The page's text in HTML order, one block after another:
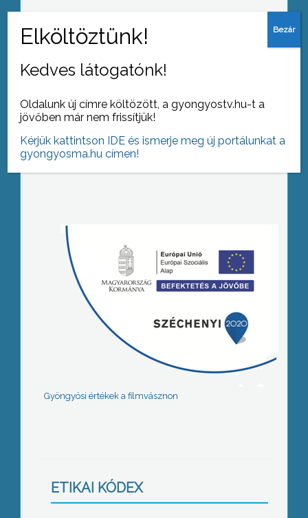
Gyöngyösi értékek a filmvásznon
ETIKAI KÓDEX
Kedves látogatónk!
Oldalunk új címre költözött, a gyongyostv.hu-t a
jövőben már nem frissítjük!
Kérjük kattintson IDE és ismerje meg új portálunkat a
gyongyosma.hu címen!